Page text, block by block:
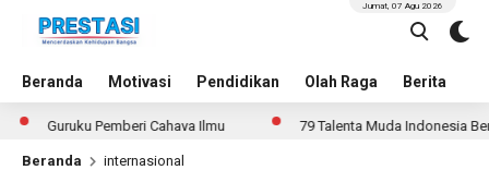
Beranda Motivasi Pendidikan Olah Raga Berita
Jumat, 07 Agu 2026
Guruku Pemberi Cahaya Ilmu 79 Talenta Muda Indonesia
Beranda internasional